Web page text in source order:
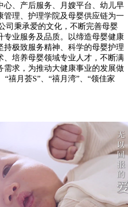
发情况，或不可抗力因素，存在不
提供医院有效证明，禧月荟可退还
队、生活管家团队、营养膳食团队
守护宝妈的产后健康生活。
和严格的管理系统，全力满足您的月
题，我们都会快速响应，助您无忧坐
心、产后服务、月嫂平台、幼儿早
管理、护理学院及母婴供应链为一
司秉承爱的文化，不断完善母婴
专业服务及品质。以缔造母婴健康
持极致服务精神、科学的母婴护理
、培养母婴领域专业人才，不断满
需求，为推动大健康事业的发展做
“禧月荟S”、“禧月湾”、“领佳家